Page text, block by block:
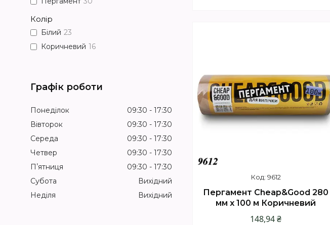
9612
Пергамент Cheap&Good 280
мм х 100 м Коричневий
148,94 ₴
Колір
Білий 23
Коричневий 16
Графік роботи
Понеділок 09:30
17:30
Вівторок
09:30
17:30
Середа
09:30
17:30
Четвер
09:30
17:30
Пʼятниця
09:30
17:30
Субота
Вихідний
Неділя
Вихідний